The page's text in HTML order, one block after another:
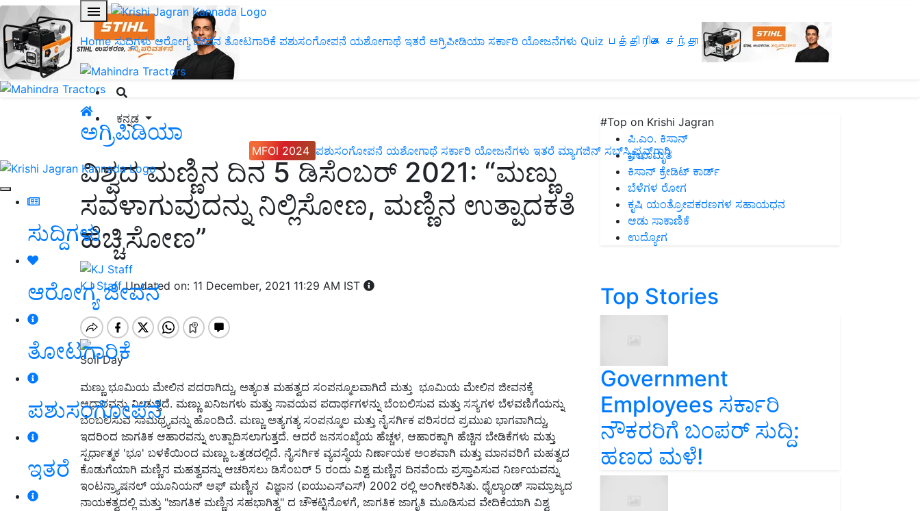
Home ಸುದ್ದಿಗಳು ಆರೋಗ್ಯ ಜೀವನ ತೋಟಗಾರಿಕೆ ಪಶುಸಂಗೋಪನೆ ಯಶೋಗಾಥೆ ಇತರೆ ಅಗ್ರಿಪೀಡಿಯಾ ಸರ್ಕಾರಿ ಯೋಜನೆಗಳು Quiz பத்திரிகை சந்தா
ಕನ್ನಡ
MFOI 2024 ಪಶುಸಂಗೋಪನೆ ಯಶೋಗಾಥೆ ಸರ್ಕಾರಿ ಯೋಜನೆಗಳು ಇತರೆ ಮ್ಯಾಗಜಿನ್‌ ಸಬ್‌ಸ್ಕ್ರಿಪ್ಷನ್‌ಗಾಗಿ
ಸುದ್ದಿಗಳು
ಆರೋಗ್ಯ ಜೀವನ
ತೋಟಗಾರಿಕೆ
ಪಶುಸಂಗೋಪನೆ
ಇತರೆ
ಅಗ್ರಿಪಿಡಿಯಾ
ವಿಶ್ವದ ಮಣ್ಣಿನ ದಿನ 5 ಡಿಸೆಂಬರ್ 2021: “ಮಣ್ಣು
ಸವಳಾಗುವುದನ್ನು ನಿಲ್ಲಿಸೋಣ, ಮಣ್ಣಿನ ಉತ್ಪಾದಕತೆ
ಹೆಚ್ಚಿಸೋಣ”
KJ StaffUpdated on: 11 December, 2021 11:29 AM IST
Soil Day
ಮಣ್ಣು ಭೂಮಿಯ ಮೇಲಿನ ಪದರಾಗಿದ್ದು, ಅತ್ಯಂತ ಮಹತ್ವದ ಸಂಪನ್ಮೂಲವಾಗಿದೆ ಮತ್ತು ಭೂಮಿಯ ಮೇಲಿನ ಜೀವನಕ್ಕೆ
ಆಧಾರವನ್ನು ನೀಡುತ್ತದೆ. ಮಣ್ಣು ಖನಿಜಗಳು ಮತ್ತು ಸಾವಯವ ಪದಾರ್ಥಗಳನ್ನು ಬೆಂಬಲಿಸುವ ಮತ್ತು ಸಸ್ಯಗಳ ಬೆಳವಣಿಗೆಯನ್ನು
ಬೆಂಬಲಿಸುವ ಸಾಮಥ್ರ್ಯವನ್ನು ಹೊಂದಿದೆ. ಮಣ್ಣು ಅತ್ಯಗತ್ಯ ಸಂಪನ್ಮೂಲ ಮತ್ತು ನೈಸರ್ಗಿಕ ಪರಿಸರದ ಪ್ರಮುಖ ಭಾಗವಾಗಿದ್ದು,
ಇದರಿಂದ ಜಾಗತಿಕ ಆಹಾರವನ್ನು ಉತ್ಪಾದಿಸಲಾಗುತ್ತದೆ. ಆದರೆ ಜನಸಂಖ್ಯೆಯ ಹೆಚ್ಚಳ, ಆಹಾರಕ್ಕಾಗಿ ಹೆಚ್ಚಿನ ಬೇಡಿಕೆಗಳು ಮತ್ತು
ಸ್ಪರ್ಧಾತ್ಮಕ 'ಭೂ' ಬಳಕೆಯಿಂದ ಮಣ್ಣು ಒತ್ತಡದಲ್ಲಿದೆ. ನೈಸರ್ಗಿಕ ವ್ಯವಸ್ಥೆಯ ನಿರ್ಣಾಯಕ ಅಂಶವಾಗಿ ಮತ್ತು ಮಾನವರಿಗೆ ಮಹತ್ವದ
ಕೊಡುಗೆಯಾಗಿ ಮಣ್ಣಿನ ಮಹತ್ವವನ್ನು ಆಚರಿಸಲು ಡಿಸೆಂಬರ್ 5 ರಂದು ವಿಶ್ವ ಮಣ್ಣಿನ ದಿನವೆಂದು ಪ್ರಸ್ತಾಪಿಸುವ ನಿರ್ಣಯವನ್ನು
ಇಂಟನ್ರ್ಯಾಷನಲ್ ಯೂನಿಯನ್ ಆಫ್ ಮಣ್ಣಿನ ವಿಜ್ಞಾನ (ಐಯುಎಸ್‍ಎಸ್) 2002 ರಲ್ಲಿ ಅಂಗೀಕರಿಸಿತು. ಥೈಲ್ಯಾಂಡ್ ಸಾಮ್ರಾಜ್ಯದ
ನಾಯಕತ್ವದಲ್ಲಿ ಮತ್ತು "ಜಾಗತಿಕ ಮಣ್ಣಿನ ಸಹಭಾಗಿತ್ವ" ದ ಚೌಕಟ್ಟಿನೊಳಗೆ, ಜಾಗತಿಕ ಜಾಗೃತಿ ಮೂಡಿಸುವ ವೇದಿಕೆಯಾಗಿ ವಿಶ್ವ
#Top on Krishi Jagran
ಪಿ.ಎಂ. ಕಿಸಾನ್
ಜೀವಾಮೃತ
ಕಿಸಾನ್ ಕ್ರೇಡಿಟ್ ಕಾರ್ಡ್
ಬೆಳೆಗಳ ರೋಗ
ಕೃಷಿ ಯಂತ್ರೋಪಕರಣಗಳ ಸಹಾಯಧನ
ಆಡು ಸಾಕಾಣಿಕೆ
ಉದ್ಯೋಗ
Top Stories
Government
Employees ಸರ್ಕಾರಿ
ನೌಕರರಿಗೆ ಬಂಪರ್‌ ಸುದ್ದಿ:
ಹಣದ ಮಳೆ!